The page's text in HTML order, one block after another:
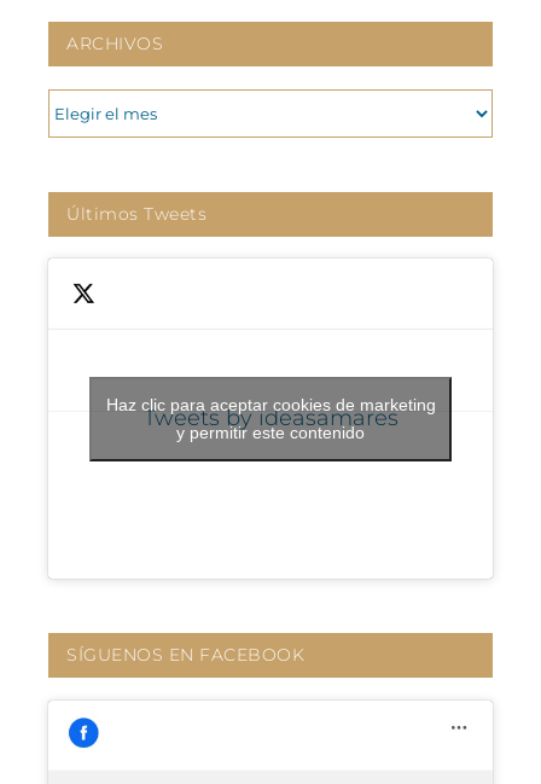
ARCHIVOS
ARCHIVOS
Últimos Tweets
Tweets by ideasamares
Haz clic para aceptar cookies de marketing
y permitir este contenido
SÍGUENOS EN FACEBOOK